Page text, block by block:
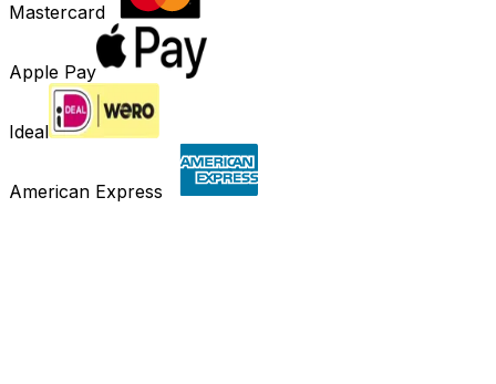
Mastercard
Apple Pay
Ideal
American Express